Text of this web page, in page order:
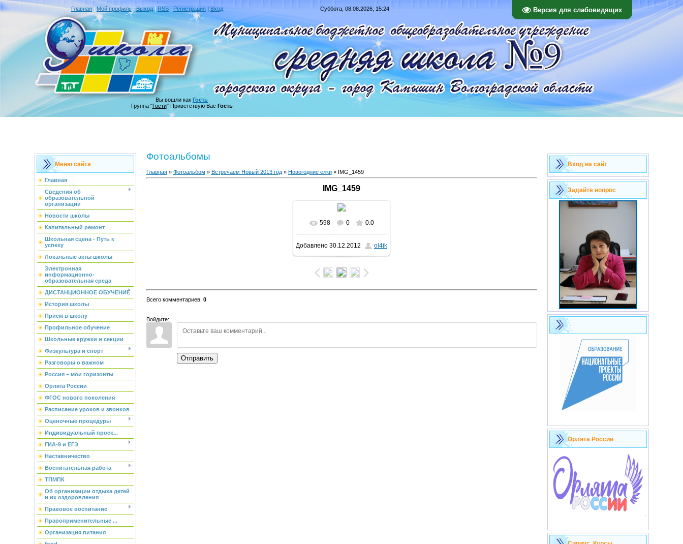
Версия для слабовидящих
Главная | Мой профиль|Выход| RSS| Регистрация | Вход Суббота, 08.08.2026, 15:24
Вы вошли как Гость
Группа "Гости" Приветствую Вас Гость
Меню сайта
Главная
Сведения об
образовательной
организации
Новости школы
Капитальный ремонт
Школьная сцена - Путь к
успеху
Локальные акты школы
Электронная
информационно-
образовательная среда
ДИСТАНЦИОННОЕ ОБУЧЕНИЕ
История школы
Прием в школу
Профильное обучение
Школьные кружки и секции
Физкультура и спорт
Разговоры о важном
Россия – мои горизонты
Орлята России
ФГОС нового поколения
Расписание уроков и звонков
Оценочные процедуры
Индивидуальный проек...
ГИА-9 и ЕГЭ
Наставничество
Воспитательная работа
ТПМПК
Об организации отдыха детей
и их оздоровления
Правовое воспитание
Правоприменительные ...
Организация питания
Фотоальбомы
Главная» Фотоальбом » Встречаем Новый 2013 год» Новогодние елки» IMG_1459
IMG_1459
В реальном размере
1600x1200/ 580.8Kb
598 0 0.0
Добавлено 30.12.2012 ol4ik
Всего комментариев: 0
Войдите:
Отправить
Вход на сайт
Задайте вопрос
Орлята России